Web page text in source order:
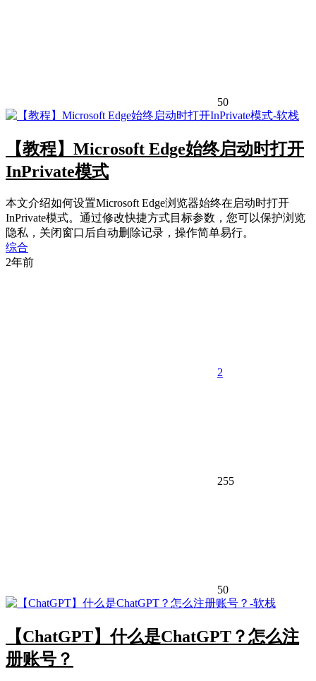
50
【教程】Microsoft Edge始终启动时打开
InPrivate模式
本文介绍如何设置Microsoft Edge浏览器始终在启动时打开
InPrivate模式。通过修改快捷方式目标参数，您可以保护浏览
隐私，关闭窗口后自动删除记录，操作简单易行。
综合
2年前
2
255
50
【ChatGPT】什么是ChatGPT？怎么注
册账号？